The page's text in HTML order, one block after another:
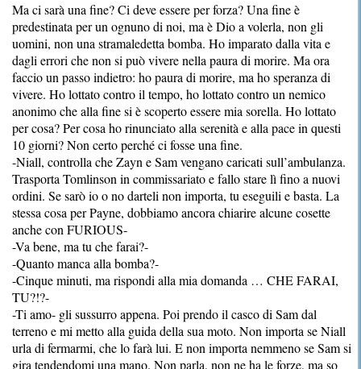
Ma ci sarà una fine? Ci deve essere per forza? Una fine è
predestinata per un ognuno di noi, ma è Dio a volerla, non gli
uomini, non una stramaledetta bomba. Ho imparato dalla vita e
dagli errori che non si può vivere nella paura di morire. Ma ora
faccio un passo indietro: ho paura di morire, ma ho speranza di
vivere. Ho lottato contro il tempo, ho lottato contro un nemico
anonimo che alla fine si è scoperto essere mia sorella. Ho lottato
per cosa? Per cosa ho rinunciato alla serenità e alla pace in questi
10 giorni? Non certo perché ci fosse una fine.
-Niall, controlla che Zayn e Sam vengano caricati sull’ambulanza.
Trasporta Tomlinson in commissariato e fallo stare lì fino a nuovi
ordini. Se sarò io o no darteli non importa, tu eseguili e basta. La
stessa cosa per Payne, dobbiamo ancora chiarire alcune cosette
anche con FURIOUS-
-Va bene, ma tu che farai?-
-Quanto manca alla bomba?-
-Cinque minuti, ma rispondi alla mia domanda … CHE FARAI,
TU?!?-
-Ti amo- gli sussurro appena. Poi prendo il casco di Sam dal
terreno e mi metto alla guida della sua moto. Non importa se Niall
urla di fermarmi, che lo farà lui. E non importa nemmeno se Sam si
gira tendendomi una mano. Non parla, non ne ha le forze, ma so